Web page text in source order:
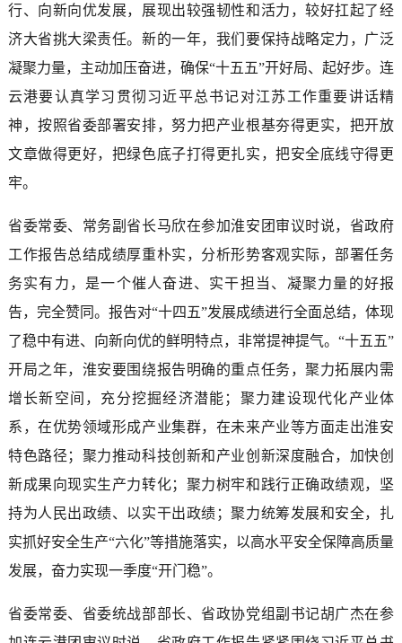
行、向新向优发展，展现出较强韧性和活力，较好扛起了经
济大省挑大梁责任。新的一年，我们要保持战略定力，广泛
凝聚力量，主动加压奋进，确保“十五五”开好局、起好步。连
云港要认真学习贯彻习近平总书记对江苏工作重要讲话精
神，按照省委部署安排，努力把产业根基夯得更实，把开放
文章做得更好，把绿色底子打得更扎实，把安全底线守得更
牢。
省委常委、常务副省长马欣在参加淮安团审议时说，省政府
工作报告总结成绩厚重朴实，分析形势客观实际，部署任务
务实有力，是一个催人奋进、实干担当、凝聚力量的好报
告，完全赞同。报告对“十四五”发展成绩进行全面总结，体现
了稳中有进、向新向优的鲜明特点，非常提神提气。“十五五”
开局之年，淮安要围绕报告明确的重点任务，聚力拓展内需
增长新空间，充分挖掘经济潜能；聚力建设现代化产业体
系，在优势领域形成产业集群，在未来产业等方面走出淮安
特色路径；聚力推动科技创新和产业创新深度融合，加快创
新成果向现实生产力转化；聚力树牢和践行正确政绩观，坚
持为人民出政绩、以实干出政绩；聚力统筹发展和安全，扎
实抓好安全生产“六化”等措施落实，以高水平安全保障高质量
发展，奋力实现一季度“开门稳”。
省委常委、省委统战部部长、省政协党组副书记胡广杰在参